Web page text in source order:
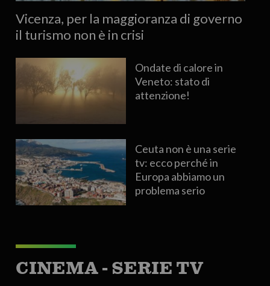
Vicenza, per la maggioranza di governo
il turismo non è in crisi
Ondate di calore in
Veneto: stato di
attenzione!
Ceuta non è una serie
tv: ecco perché in
Europa abbiamo un
problema serio
CINEMA - SERIE TV